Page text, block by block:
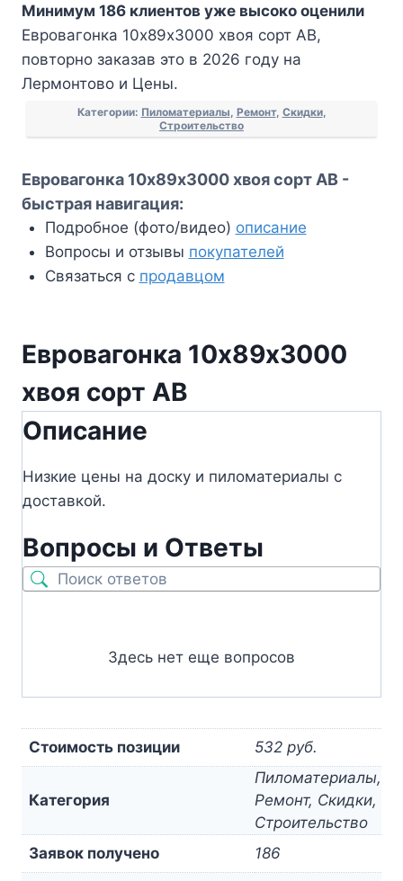
10х89х3000
хвоя
сорт
АВ
Минимум 186 клиентов уже высоко оценили
Евровагонка 10х89х3000 хвоя сорт АВ,
повторно заказав это в 2026 году на
Лермонтово и Цены.
Категории: Пиломатериалы Ремонт, Скидки,
Строительство
Евровагонка 10х89х3000 хвоя сорт АВ -
быстрая навигация:
Подробное (фото/видео) описание
Вопросы и отзывы покупателей
Связаться с продавцом
Евровагонка 10х89х3000
хвоя сорт АВ
Описание
Низкие цены на доску и пиломатериалы с
доставкой.
Вопросы и Ответы
Здесь нет еще вопросов
Стоимость позиции 532 руб.
Категория
Пиломатериалы,
Ремонт, Скидки,
Строительство
Заявок получено
186